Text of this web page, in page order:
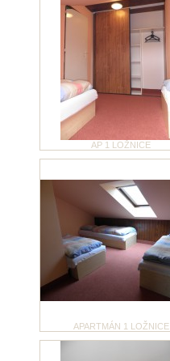
AP 1 LOŽNICE
APARTMÁN 1 LOŽNICE